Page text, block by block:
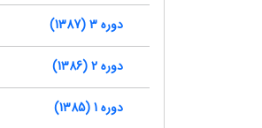
دوره 3 (1387)
دوره 2 (1386)
دوره 1 (1385)